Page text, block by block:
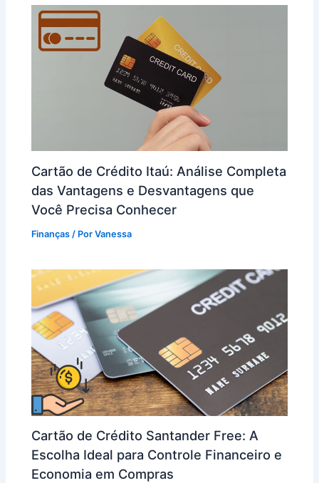
Cartão de Crédito Itaú: Análise Completa
das Vantagens e Desvantagens que
Você Precisa Conhecer
Finanças / PorVanessa
Cartão de Crédito Santander Free: A
Escolha Ideal para Controle Financeiro e
Economia em Compras